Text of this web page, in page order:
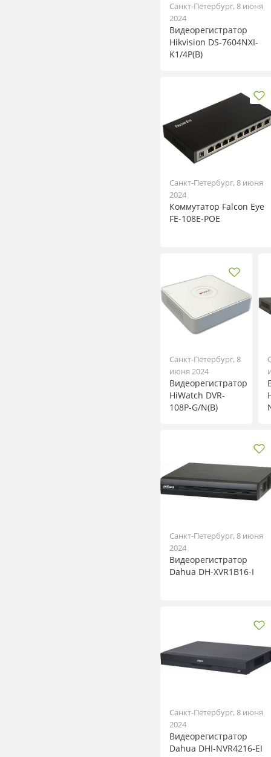
Санкт-Петербург, 8 июня
2024
Видеорегистратор
Hikvision DS-7604NXI-
K1/4P(B)
Санкт-Петербург, 8 июня
2024
Коммутатор Falcon Eye
FE-108E-POE
Санкт-Петербург, 8
июня 2024
Видеорегистратор
HiWatch DVR-
108P-G/N(B)
Санкт-Петербург, 8 июня
2024
Видеорегистратор
Dahua DH-XVR1B16-I
Санкт-Петербург, 8 июня
2024
Видеорегистратор
Dahua DHI-NVR4216-EI